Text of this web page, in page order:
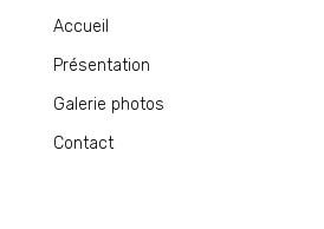
Accueil
Présentation
Galerie photos
Contact